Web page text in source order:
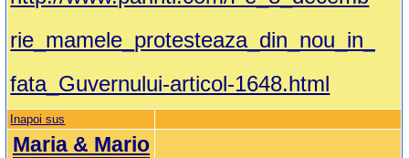
rie_mamele_protesteaza_din_nou_in_
fata_Guvernului-articol-1648.html
Inapoi sus
Maria & Mario